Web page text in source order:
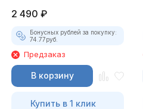
2 490 ₽
Бонусных рублей за покупку:
74.77руб.
Предзаказ
В корзину
Купить в 1 клик